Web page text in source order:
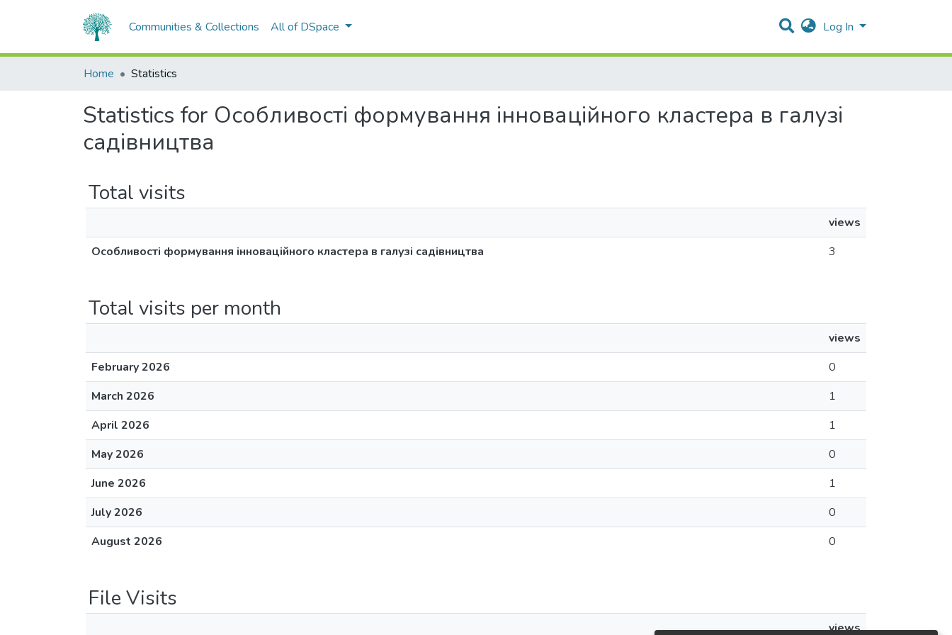
Communities & Collections All of DSpace Log In
Home Statistics
Statistics for Особливості формування інноваційного кластера в галузі
садівництва
Total visits
views
Особливості формування інноваційного кластера в галузі садівництва
3
Total visits per month
views
February 2026
0
March 2026
1
April 2026
1
May 2026
0
June 2026
1
July 2026
0
August 2026
0
File Visits
views